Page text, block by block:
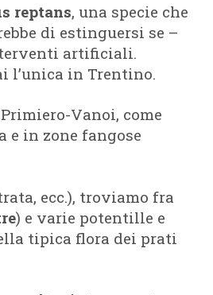
reptans, una specie che
di estinguersi se –
artificiali.
l’unica in Trentino.
Vanoi, come
e in zone fangose
ecc.), troviamo fra
) e varie potentille e
tipica flora dei prati